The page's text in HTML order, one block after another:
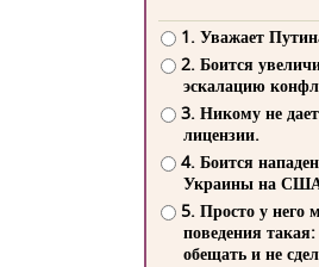
1. Уважает
2. Боится
эскалацию
3. Никому не
лицензии.
4. Боится
Украины на
5. Просто у него
поведения такая:
обещать и не